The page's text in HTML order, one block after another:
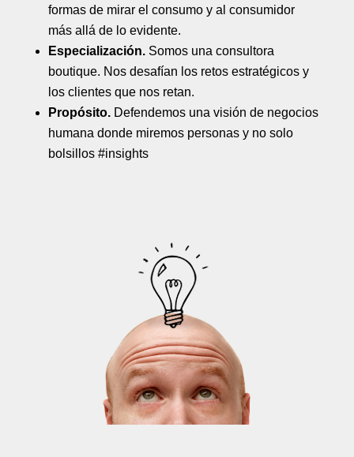
formas de mirar el consumo y al consumidor
más allá de lo evidente.
Especialización. Somos una consultora
boutique. Nos desafían los retos estratégicos y
los clientes que nos retan.
Propósito.Defendemos una visión de negocios
humana donde miremos personas y no solo
bolsillos #insights